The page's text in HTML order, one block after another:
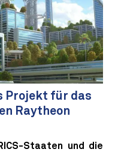
Projekt für das
Raytheon
Staaten und die